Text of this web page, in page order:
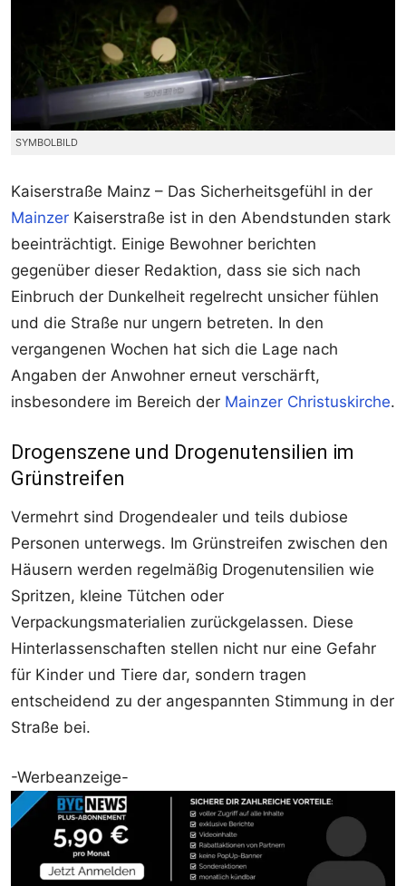
SYMBOLBILD
Kaiserstraße Mainz – Das Sicherheitsgefühl in der
Mainzer Kaiserstraße ist in den Abendstunden stark
beeinträchtigt. Einige Bewohner berichten
gegenüber dieser Redaktion, dass sie sich nach
Einbruch der Dunkelheit regelrecht unsicher fühlen
und die Straße nur ungern betreten. In den
vergangenen Wochen hat sich die Lage nach
Angaben der Anwohner erneut verschärft,
insbesondere im Bereich der Mainzer Christuskirche.
Drogenszene und Drogenutensilien im
Grünstreifen
Vermehrt sind Drogendealer und teils dubiose
Personen unterwegs. Im Grünstreifen zwischen den
Häusern werden regelmäßig Drogenutensilien wie
Spritzen, kleine Tütchen oder
Verpackungsmaterialien zurückgelassen. Diese
Hinterlassenschaften stellen nicht nur eine Gefahr
für Kinder und Tiere dar, sondern tragen
entscheidend zu der angespannten Stimmung in der
Straße bei.
-Werbeanzeige-